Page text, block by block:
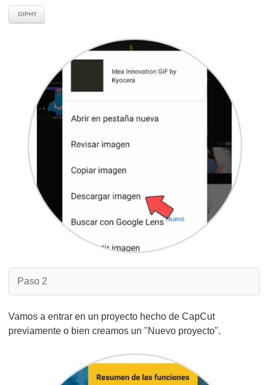
GIPHY
Paso 2
Vamos a entrar en un proyecto hecho de CapCut
previamente o bien creamos un "Nuevo proyecto".